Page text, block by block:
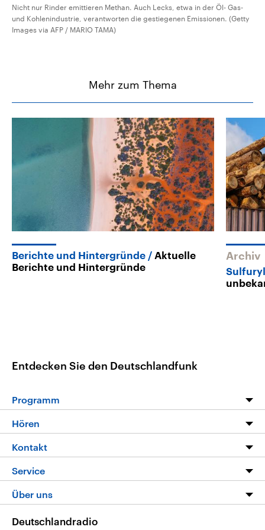
Nicht nur Rinder emittieren Methan. Auch Lecks, etwa in der Öl- Gas-
und Kohlenindustrie, verantworten die gestiegenen Emissionen. (Getty
Images via AFP / MARIO TAMA)
Mehr zum Thema
Berichte und Hintergründe
Aktuelle
Berichte und Hintergründe
Archiv
Entdecken Sie den Deutschlandfunk
Programm
Programm
Die Nachrichten
Nachrichtenleicht
Neue Beiträge auf dlf.de
Hören
Livestream
Podcasts
Deutschlandfunk App
Nachrichten App
Kontakt
Hörerservice
Service
FAQ
Über uns
Deutschlandradio